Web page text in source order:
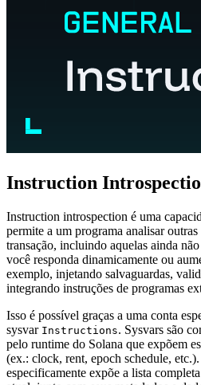
Instruction
Instruction introspection é uma
permite a um programa analisar
transação, incluindo aquelas ainda
você responda dinamicamente ou
exemplo, injetando salvaguardas,
integrando instruções de programas
Isso é possível graças a uma conta
sysvar Instructions. Sysvars são
pelo runtime do Solana que expõem
(ex.: clock, rent, epoch schedule,
especificamente expõe a lista